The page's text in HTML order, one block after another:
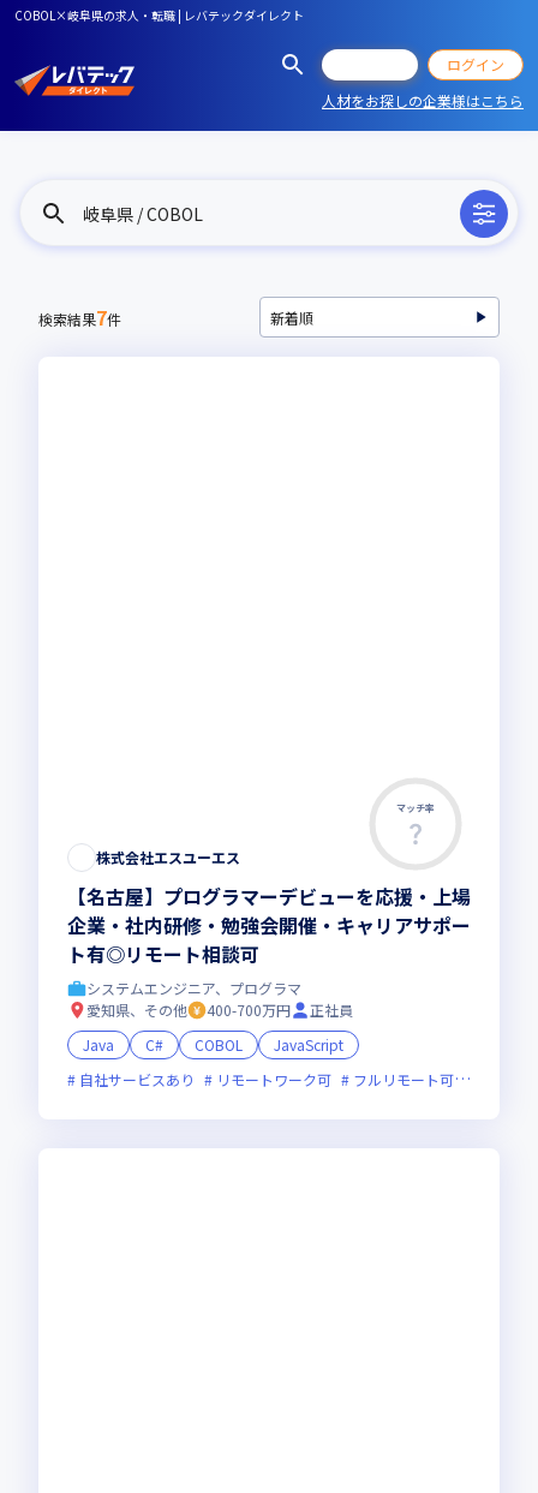
COBOL×岐阜県の求人・転職 | レバテックダイレクト
ログイン
人材をお探しの企業様はこちら
岐阜県 / COBOL
検索結果7件
マッチ率
株式会社エスユーエス
【名古屋】プログラマーデビューを応援・上場
企業・社内研修・勉強会開催・キャリアサポー
ト有◎リモート相談可
システムエンジニア、プログラマ
愛知県、その他
400-700万円
正社員
Java
C# COBOL
JavaScript
自社サービスあり
リモートワーク可 フルリモート可